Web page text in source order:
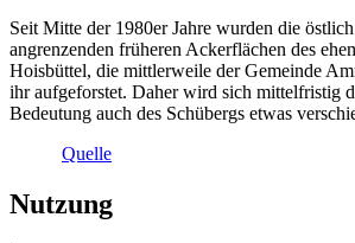
Seit Mitte der 1980er Jahre wurden die
angrenzenden früheren Ackerflächen des
Hoisbüttel, die mittlerweile der Gemeinde
ihr aufgeforstet. Daher wird sich mittelfristig
Bedeutung auch des Schübergs etwas
Quelle
Nutzung